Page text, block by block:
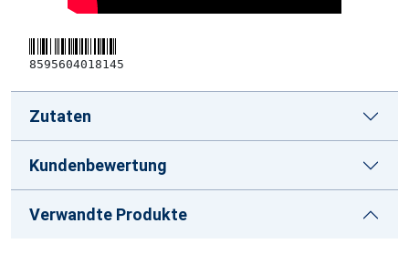
8595604018145
Zutaten
Kundenbewertung
Verwandte Produkte